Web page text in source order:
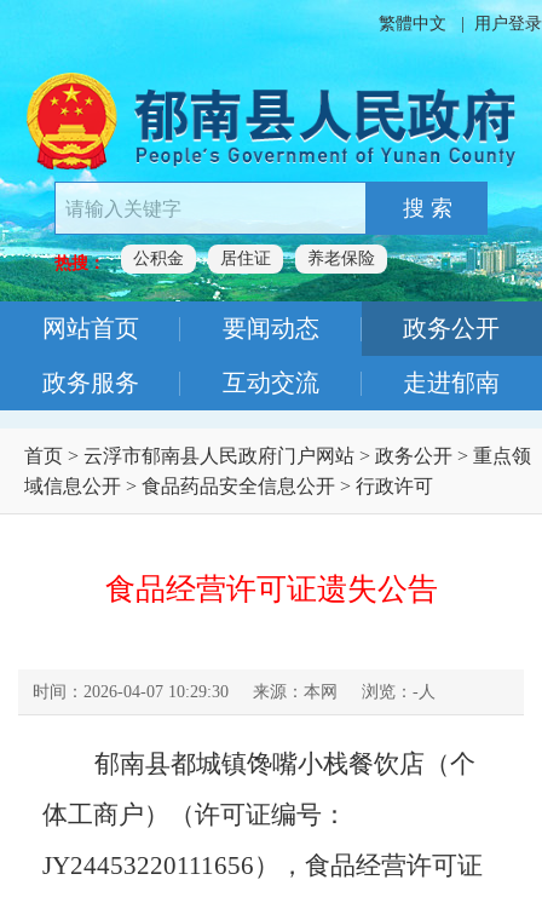
繁體中文 用户登录
搜 索
热搜： 公积金 居住证 养老保险
网站首页 要闻动态 政务公开
政务服务 互动交流 走进郁南
首页 > 云浮市郁南县人民政府门户网站 > 政务公开 > 重点领
域信息公开 > 食品药品安全信息公开 > 行政许可
食品经营许可证遗失公告
时间：2026-04-07 10:29:30 来源：本网 浏览： - 人
郁南县都城镇馋嘴小栈餐饮店（个
体工商户）（许可证编号：
JY24453220111656）
， 食品经营许可证